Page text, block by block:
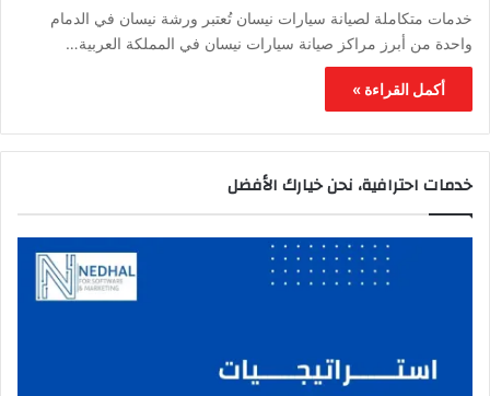
خدمات متكاملة لصيانة سيارات نيسان تُعتبر ورشة نيسان في الدمام
واحدة من أبرز مراكز صيانة سيارات نيسان في المملكة العربية…
أكمل القراءة »
خدمات احترافية، نحن خيارك الأفضل